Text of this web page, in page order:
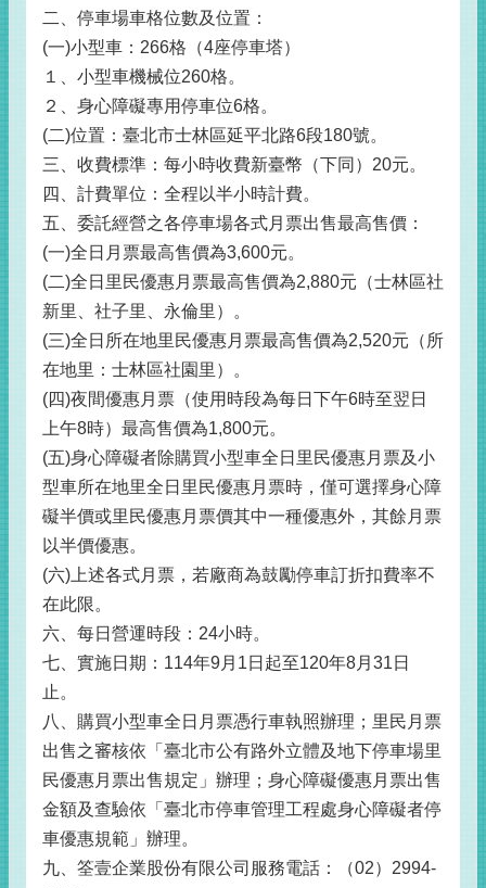
二、停車場車格位數及位置：
(一)小型車：266格（4座停車塔）
１、小型車機械位260格。
２、身心障礙專用停車位6格。
(二)位置：臺北市士林區延平北路6段180號。
三、收費標準：每小時收費新臺幣（下同）20元。
四、計費單位：全程以半小時計費。
五、委託經營之各停車場各式月票出售最高售價：
(一)全日月票最高售價為3,600元。
(二)全日里民優惠月票最高售價為2,880元（士林區社
新里、社子里、永倫里）。
(三)全日所在地里民優惠月票最高售價為2,520元（所
在地里：士林區社園里）。
(四)夜間優惠月票（使用時段為每日下午6時至翌日
上午8時）最高售價為1,800元。
(五)身心障礙者除購買小型車全日里民優惠月票及小
型車所在地里全日里民優惠月票時，僅可選擇身心障
礙半價或里民優惠月票價其中一種優惠外，其餘月票
以半價優惠。
(六)上述各式月票，若廠商為鼓勵停車訂折扣費率不
在此限。
六、每日營運時段：24小時。
七、實施日期：114年9月1日起至120年8月31日
止。
八、購買小型車全日月票憑行車執照辦理；里民月票
出售之審核依「臺北市公有路外立體及地下停車場里
民優惠月票出售規定」辦理；身心障礙優惠月票出售
金額及查驗依「臺北市停車管理工程處身心障礙者停
車優惠規範」辦理。
九、筌壹企業股份有限公司服務電話：（02）2994-